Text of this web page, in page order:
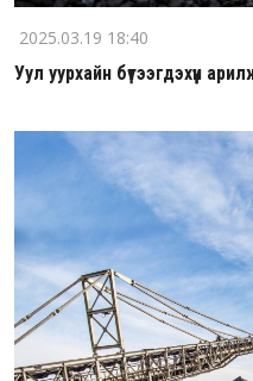
2025.03.19 18:40
Уул уурхайн бүтээгдэхүүн